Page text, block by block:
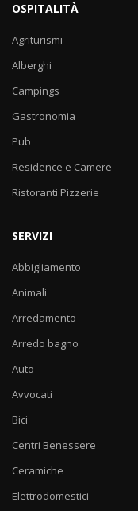
OSPITALITÀ
Agriturismi
Alberghi
Campings
Gastronomia
Pub
Residence e Camere
Ristoranti Pizzerie
SERVIZI
Abbigliamento
Animali
Arredamento
Arredo bagno
Auto
Avvocati
Bici
Centri Benessere
Ceramiche
Elettrodomestici